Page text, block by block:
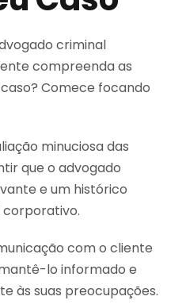
criminal
compreenda as
Comece focando
minuciosa das
que o advogado
e um histórico
corporativo.
com o cliente
lo informado e
às suas preocupações.